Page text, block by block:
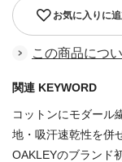
お気に入りに
この商品につ
関連 KEYWORD
コットンにモダール
地・吸汗速乾性を併
OAKLEYのブランド